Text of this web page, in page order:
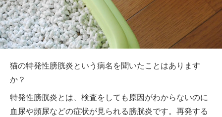
猫の特発性膀胱炎という病名を聞いたことはあります
か？
特発性膀胱炎とは、検査をしても原因がわからないのに
血尿や頻尿などの症状が見られる膀胱炎です。再発する